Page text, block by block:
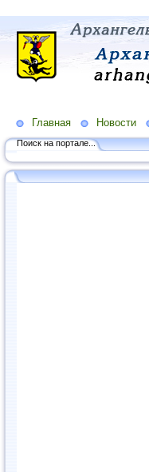
Главная Новости
Поиск на портале...